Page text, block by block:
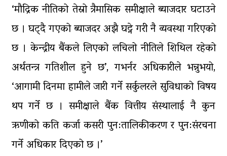
‘मौद्रिक नीतिको तेस्रो त्रैमासिक समीक्षाले ब्याजदार घटाउने
छ । घट्दै गएको ब्याजदर अझै घट्ने गरी नै व्यवस्था गरिएको
छ । केन्द्रीय बैंकले लिएको लचिलो नीतिले शिथिल रहेको
अर्थतन्त्र गतिशील हुने छ’, गभर्नर अधिकारीले भन्नुभयो,
‘आगामी दिनमा हामीले जारी गर्ने सर्कुलरले सुविधाको विषय
थप गर्ने छ । समीक्षाले बैंक वित्तीय संस्थालाई नै कुन
ऋणीको कति कर्जा कसरी पुन:तालिकीकरण र पुन:संरचना
गर्ने अधिकार दिएको छ ।’